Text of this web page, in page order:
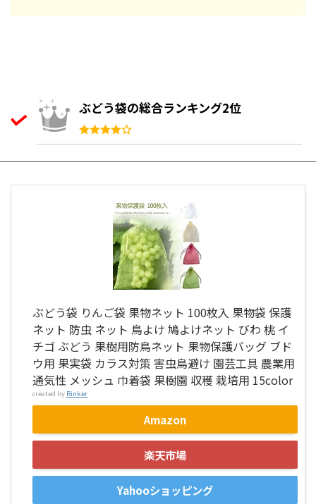
ぶどう袋の総合ランキング2位
ぶどう袋 りんご袋 果物ネット 100枚入 果物袋 保護
ネット 防虫 ネット 鳥よけ 鳩よけネット びわ 桃 イ
チゴ ぶどう 果樹用防鳥ネット 果物保護バッグ ブド
ウ用 果実袋 カラス対策 害虫鳥避け 園芸工具 農業用
通気性 メッシュ 巾着袋 果樹園 収穫 栽培用 15color
created by Rinker
Amazon
楽天市場
Yahooショッピング